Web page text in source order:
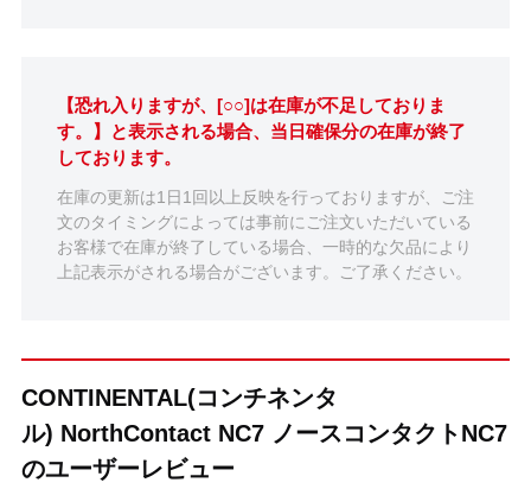
【恐れ入りますが、[○○]は在庫が不足しておりま
す。】と表示される場合、当日確保分の在庫が終了
しております。
在庫の更新は1日1回以上反映を行っておりますが、ご注
文のタイミングによっては事前にご注文いただいている
お客様で在庫が終了している場合、一時的な欠品により
上記表示がされる場合がございます。ご了承ください。
CONTINENTAL(コンチネンタ
ル) NorthContact NC7 ノースコンタクトNC7
のユーザーレビュー